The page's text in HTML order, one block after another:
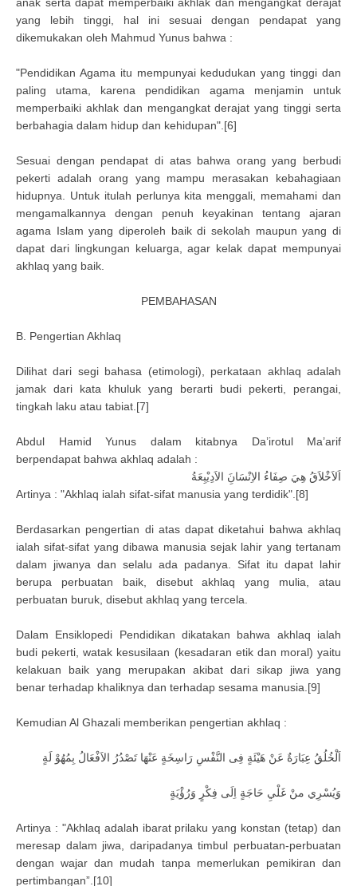
yang lebih tinggi, hal ini sesuai dengan pendapat yang
dikemukakan oleh Mahmud Yunus bahwa :
"Pendidikan Agama itu mempunyai kedudukan yang tinggi dan
paling utama, karena pendidikan agama menjamin untuk
memperbaiki akhlak dan mengangkat derajat yang tinggi serta
berbahagia dalam hidup dan kehidupan".[6]
Sesuai dengan pendapat di atas bahwa orang yang berbudi
pekerti adalah orang yang mampu merasakan kebahagiaan
hidupnya. Untuk itulah perlunya kita menggali, memahami dan
mengamalkannya dengan penuh keyakinan tentang ajaran
agama Islam yang diperoleh baik di sekolah maupun yang di
dapat dari lingkungan keluarga, agar kelak dapat mempunyai
akhlaq yang baik.
PEMBAHASAN
B. Pengertian Akhlaq
Dilihat dari segi bahasa (etimologi), perkataan akhlaq adalah
jamak dari kata khuluk yang berarti budi pekerti, perangai,
tingkah laku atau tabiat.[7]
Abdul Hamid Yunus dalam kitabnya Da’irotul Ma’arif
berpendapat bahwa akhlaq adalah :
اَلاَخْلاَقُ هِيَ صِفَاءُ الاِنْسَانَِ الاَدِيْبِعَةُ
Artinya : "Akhlaq ialah sifat-sifat manusia yang terdidik".[8]
Berdasarkan pengertian di atas dapat diketahui bahwa akhlaq
ialah sifat-sifat yang dibawa manusia sejak lahir yang tertanam
dalam jiwanya dan selalu ada padanya. Sifat itu dapat lahir
berupa perbuatan baik, disebut akhlaq yang mulia, atau
perbuatan buruk, disebut akhlaq yang tercela.
Dalam Ensiklopedi Pendidikan dikatakan bahwa akhlaq ialah
budi pekerti, watak kesusilaan (kesadaran etik dan moral) yaitu
kelakuan baik yang merupakan akibat dari sikap jiwa yang
benar terhadap khaliknya dan terhadap sesama manusia.[9]
Kemudian Al Ghazali memberikan pengertian akhlaq :
اَلْخُلُقُ عِبَارَةٌ عَنْ هَيْئَةٍ فِى النَّفْسِ رَاسِخَةٍ عَنْهَا تَصْدُرُ الاَفْعَالُ بِمُهُوْ لَةٍ
وَيُسْرِي منْ غَلْيِ حَاجَةٍ اِلَى فِكْرٍ وَرُؤْيَةٍ
Artinya : "Akhlaq adalah ibarat prilaku yang konstan (tetap) dan
meresap dalam jiwa, daripadanya timbul perbuatan-perbuatan
dengan wajar dan mudah tanpa memerlukan pemikiran dan
pertimbangan”.[10]